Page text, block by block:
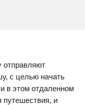
отправляют
с целью начать
в этом отдаленном
путешествия, и